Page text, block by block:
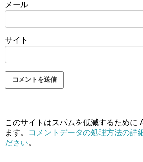
メール
サイト
このサイトはスパムを低減するために
ます。
コメントデータの処理方法の詳
ださい。